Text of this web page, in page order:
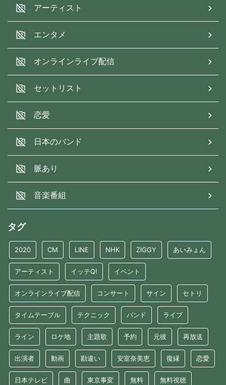
アーティスト
エンタメ
オンラインライブ配信
セットリスト
恋愛
日本のバンド
脈あり
音楽番組
タグ
2020 CM LINE NHK ZIGGY あいみょん
アーティスト イッテQ! イベント
オンラインライブ配信 コンサート サイン セトリ
タイムテーブル テクニック バンド ライブ
ライン ロケ地 主題歌 予約 元彼 再放送
出演者 動画 勘違い 安室奈美恵 復縁 恋愛
日本テレビ 曲 東京事変 無料 無料視聴